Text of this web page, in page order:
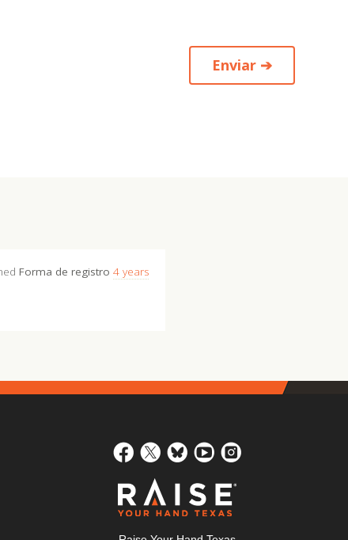
Forma de registro 4 years